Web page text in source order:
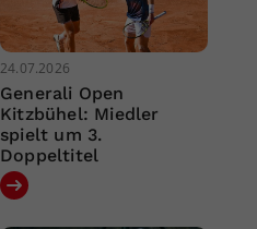
24.07.2026
Generali Open
Kitzbühel: Miedler
spielt um 3.
Doppeltitel